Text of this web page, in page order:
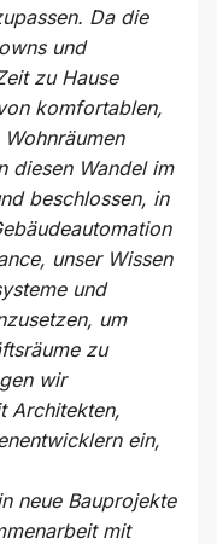
Da die
und
zu Hause
komfortablen,
diesen Wandel im
beschlossen, in
unser Wissen
und
um
zu
wir
Architekten,
ein,
neue Bauprojekte
mit